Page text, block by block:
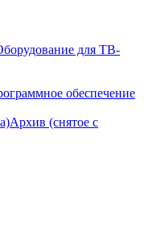
для ТВ-
обеспечение
Архив (снятое с